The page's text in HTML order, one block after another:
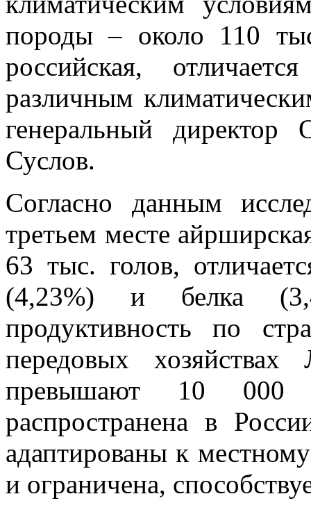
породы – около 110
российская,
различным
генеральный
Суслов.
Согласно данным
третьем месте
63 тыс. голов,
(4,23%) и белка
продуктивность по
передовых хозяйствах
превышают 10 000
распространена в
адаптированы к
и ограничена,